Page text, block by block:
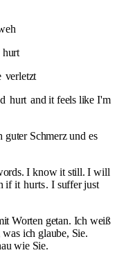
hurt
verletzt
hurt and it feels like I'm
guter Schmerz und es
I know it still. I will
if it hurts. I suffer just
Worten getan. Ich weiß
ich glaube, Sie.
wie Sie.